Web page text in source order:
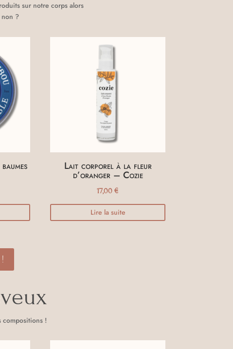
sur notre corps alors
?
Lait corporel à la fleur
d’oranger – Cozie
17,00€
Lire la suite
!